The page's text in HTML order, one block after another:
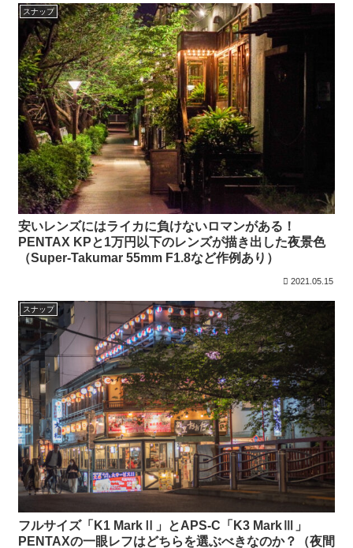
スナップ
安いレンズにはライカに負けないロマンがある！
PENTAX KPと1万円以下のレンズが描き出した夜景色
（Super-Takumar 55mm F1.8など作例あり）
2021.05.15
スナップ
フルサイズ「K1 MarkⅡ」とAPS-C「K3 MarkⅢ」
PENTAXの一眼レフはどちらを選ぶべきなのか？（夜間